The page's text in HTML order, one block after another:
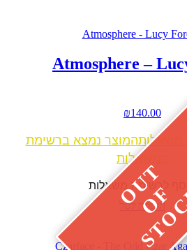
Atmosphere –
₪140.00
משאלותהמוצר נמצא ברשימת
המשאלות
לרשימת משאלות
הוספה לסל